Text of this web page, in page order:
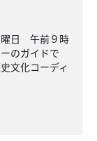
日 午前９時
のガイドで
文化コーディ